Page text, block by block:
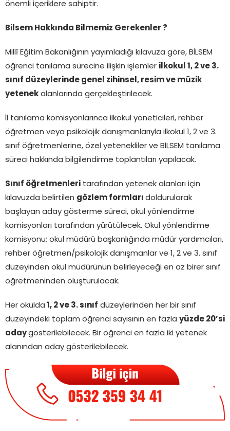
önemli içeriklere sahiptir.
Bilsem Hakkında Bilmemiz Gerekenler ?
Millî Eğitim Bakanlığının yayımladığı kılavuza göre, BİLSEM
öğrenci tanılama sürecine ilişkin işlemler ilkokul 1, 2 ve 3.
sınıf düzeylerinde genel zihinsel, resim ve müzik
yetenek alanlarında gerçekleştirilecek.
İl tanılama komisyonlarınca ilkokul yöneticileri, rehber
öğretmen veya psikolojik danışmanlarıyla ilkokul 1, 2 ve 3.
sınıf öğretmenlerine, özel yetenekliler ve BİLSEM tanılama
süreci hakkında bilgilendirme toplantıları yapılacak.
Sınıf öğretmenleri tarafından yetenek alanları için
kılavuzda belirtilen gözlem formları doldurularak
başlayan aday gösterme süreci, okul yönlendirme
komisyonları tarafından yürütülecek. Okul yönlendirme
komisyonu; okul müdürü başkanlığında müdür yardımcıları,
rehber öğretmen/psikolojik danışmanlar ve 1, 2 ve 3. sınıf
düzeyinden okul müdürünün belirleyeceği en az birer sınıf
öğretmeninden oluşturulacak.
Her okulda 1, 2 ve 3. sınıf düzeylerinden her bir sınıf
düzeyindeki toplam öğrenci sayısının en fazla yüzde 20’si
adaygösterilebilecek. Bir öğrenci en fazla iki yetenek
alanından aday gösterilebilecek.